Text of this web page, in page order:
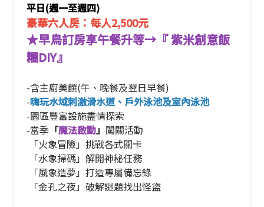
平日(週一至週四)
豪華六人房：每人2,500元
★早鳥訂房享午餐升等→『 紫米創意飯
糰DIY』
-含主廚美饌(午、晚餐及翌日早餐)
-嗨玩水域刺激滑水道、戶外泳池及室內泳池
-園區豐富設施盡情探索
-當季 「魔法啟動」 闖關活動
「火象冒險」挑戰各式關卡
「水象掃碼」解開神秘任務
「風象造夢」打造專屬備忘錄
「金孔之夜」破解謎題找出怪盜